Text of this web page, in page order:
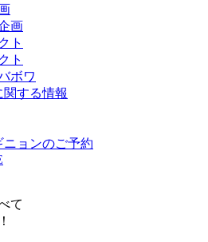
画
ト
ト
ボワ
関する情報
ニョンのご予約
て